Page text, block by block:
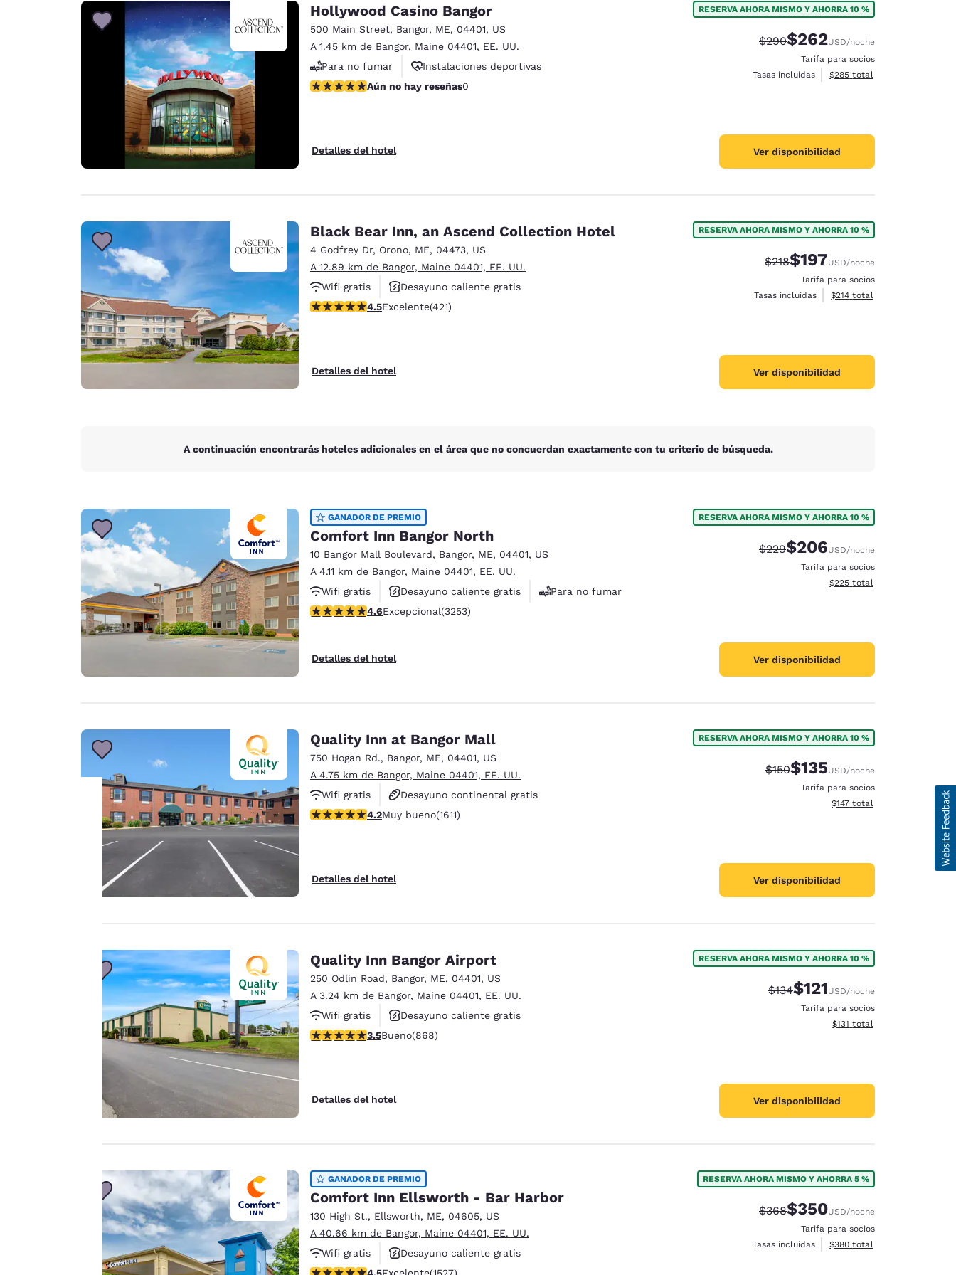
Español
Deutschland Germany
English
Asia-Pacífico
Australia
English
India
English
Hollywood Casino Bangor
500 Main Street, Bangor, ME, 04401, US
A 1.45 km de Bangor, Maine 04401, EE. UU.
Para no fumar
Instalaciones deportivas
Transporte gratis del/al aeropuerto
Aún no hay reseñasAún no hay reseñas0
Detalles del hotel
RESERVA AHORA MISMO Y AHORRA 10 %
Tarifa tachada:
$290Tarifa reducida:
$262USD/noche
Tarifa para socios
Tasas incluidas
Ver detalles totales
$285 total
Ver disponibilidad
Black Bear Inn, an Ascend Collection Hotel
4 Godfrey Dr, Orono, ME, 04473, US
A 12.89 km de Bangor, Maine 04401, EE. UU.
Wifi gratis
Desayuno caliente gratis
Hoteles que aceptan mascotas
Calificación de 4.55 estrellas. Excelente. 421 reseñas
4.5Excelente(421)
Detalles del hotel
RESERVA AHORA MISMO Y AHORRA 10 %
Tarifa tachada:
$218Tarifa reducida:
$197USD/noche
Tarifa para socios
Tasas incluidas
Ver detalles totales
$214 total
Ver disponibilidad
A continuación encontrarás hoteles adicionales en el área que no concuerdan exactamente con tu criterio de búsqueda.
GANADOR DE PREMIO
Comfort Inn Bangor North
10 Bangor Mall Boulevard, Bangor, ME, 04401, US
A 4.11 km de Bangor, Maine 04401, EE. UU.
Wifi gratis
Desayuno caliente gratis
Para no fumar
Calificación de 4.6 estrellas. Excepcional. 3253 reseñas
4.6Excepcional(3253)
Detalles del hotel
RESERVA AHORA MISMO Y AHORRA 10 %
Tarifa tachada:
$229Tarifa reducida:
$206USD/noche
Tarifa para socios
Ver detalles totales
$225 total
Ver disponibilidad
Quality Inn at Bangor Mall
750 Hogan Rd., Bangor, ME, 04401, US
A 4.75 km de Bangor, Maine 04401, EE. UU.
Wifi gratis
Desayuno continental gratis
Desayuno caliente gratis
Calificación de 4.18 estrellas. Muy bueno. 1611 reseñas
4.2Muy bueno(1611)
Detalles del hotel
RESERVA AHORA MISMO Y AHORRA 10 %
Tarifa tachada:
$150Tarifa reducida:
$135USD/noche
Tarifa para socios
Ver detalles totales
$147 total
Ver disponibilidad
Quality Inn Bangor Airport
250 Odlin Road, Bangor, ME, 04401, US
A 3.24 km de Bangor, Maine 04401, EE. UU.
Wifi gratis
Desayuno caliente gratis
Hoteles que aceptan mascotas
Calificación de 3.51 estrellas. Bueno. 868 reseñas
3.5Bueno(868)
Detalles del hotel
RESERVA AHORA MISMO Y AHORRA 10 %
Tarifa tachada:
$134Tarifa reducida:
$121USD/noche
Tarifa para socios
Ver detalles totales
$131 total
Ver disponibilidad
GANADOR DE PREMIO
Comfort Inn Ellsworth - Bar Harbor
130 High St., Ellsworth, ME, 04605, US
A 40.66 km de Bangor, Maine 04401, EE. UU.
Wifi gratis
Desayuno caliente gratis
Calificación de 4.54 estrellas. Excelente. 1527 reseñas
4.5
RESERVA AHORA MISMO Y AHORRA 5 %
Tarifa tachada:
$368Tarifa reducida:
$350USD/noche
Tarifa para socios
Tasas incluidas
Ver detalles totales
$380 total
privacidad
nosotros.
Nuestro sitio web
utiliza cookies,
incluidas cookies de
ofrecerte una
acuerdo con tus
preferencias de
navegación. Esto nos
permite recordar tus
datos, mostrarte
productos de interés
Aceptar todas las cookies Rechazar todas las cookies